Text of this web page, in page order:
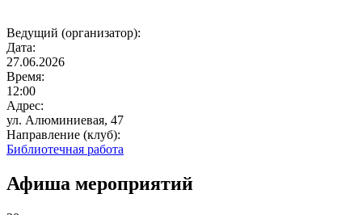
Ведущий (организатор):
Дата:
27.06.2026
Время:
12:00
Адрес:
ул. Алюминиевая, 47
Направление (клуб):
Библиотечная работа
Афиша мероприятий